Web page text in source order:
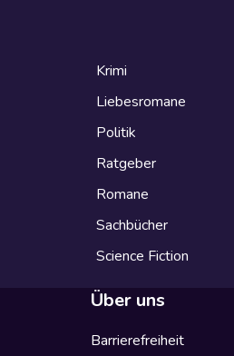
Krimi
Liebesromane
Politik
Ratgeber
Romane
Sachbücher
Science Fiction
Über uns
Barrierefreiheit